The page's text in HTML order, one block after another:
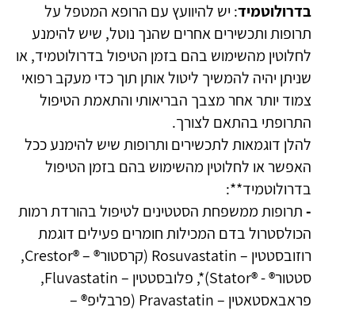
בדרולוטמיד: יש להיוועץ עם הרופא המטפל על
תרופות ותכשירים אחרים שהנך נוטל, שיש להימנע
לחלוטין מהשימוש בהם בזמן הטיפול בדרולוטמיד, או
שניתן יהיה להמשיך ליטול אותן תוך כדי מעקב רפואי
צמוד יותר אחר מצבך הבריאותי והתאמת הטיפול
התרופתי בהתאם לצורך.
להלן דוגמאות לתכשירים ותרופות שיש להימנע ככל
האפשר או לחלוטין מהשימוש בהם בזמן הטיפול
בדרולוטמיד**:
-תרופות ממשפחת הסטטינים לטיפול בהורדת רמות
הכולסטרול בדם המכילות חומרים פעילים דוגמת
רוזובסטטין – Rosuvastatin (קרסטור® – ®Crestor,
סטטור® - ®Stator)*, פלובסטטין – Fluvastatin,
פראבאסטאטין – Pravastatin (פרבליפ® –